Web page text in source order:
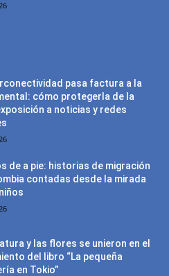
pasa factura a la
cómo protegerla de la
a noticias y redes
de a pie: historias de migración
contadas desde la mirada
y las flores se unieron en el
del libro “La pequeña
en Tokio”